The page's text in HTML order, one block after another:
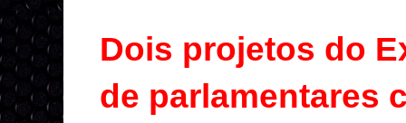
Dois projetos do
de parlamentares